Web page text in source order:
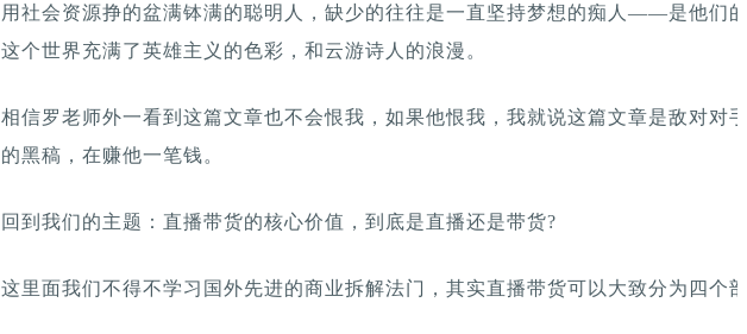
用社会资源挣的盆满钵满的聪明人，缺少的往往是一直坚持梦想的痴人——是他们
这个世界充满了英雄主义的色彩，和云游诗人的浪漫。
相信罗老师外一看到这篇文章也不会恨我，如果他恨我，我就说这篇文章是敌对对
的黑稿，在赚他一笔钱。
回到我们的主题：直播带货的核心价值，到底是直播还是带货?
这里面我们不得不学习国外先进的商业拆解法门，其实直播带货可以大致分为四个